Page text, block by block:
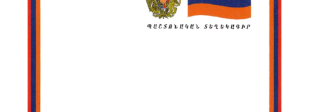
Նորություններ
Գրադարան